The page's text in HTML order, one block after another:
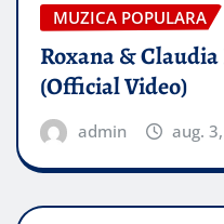
MUZICA POPULARA
Roxana &
(Official Video)
admin aug.